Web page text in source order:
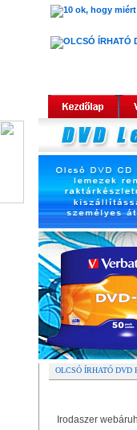
OLCSÓ ÍRHATÓ DVD
Irodaszer